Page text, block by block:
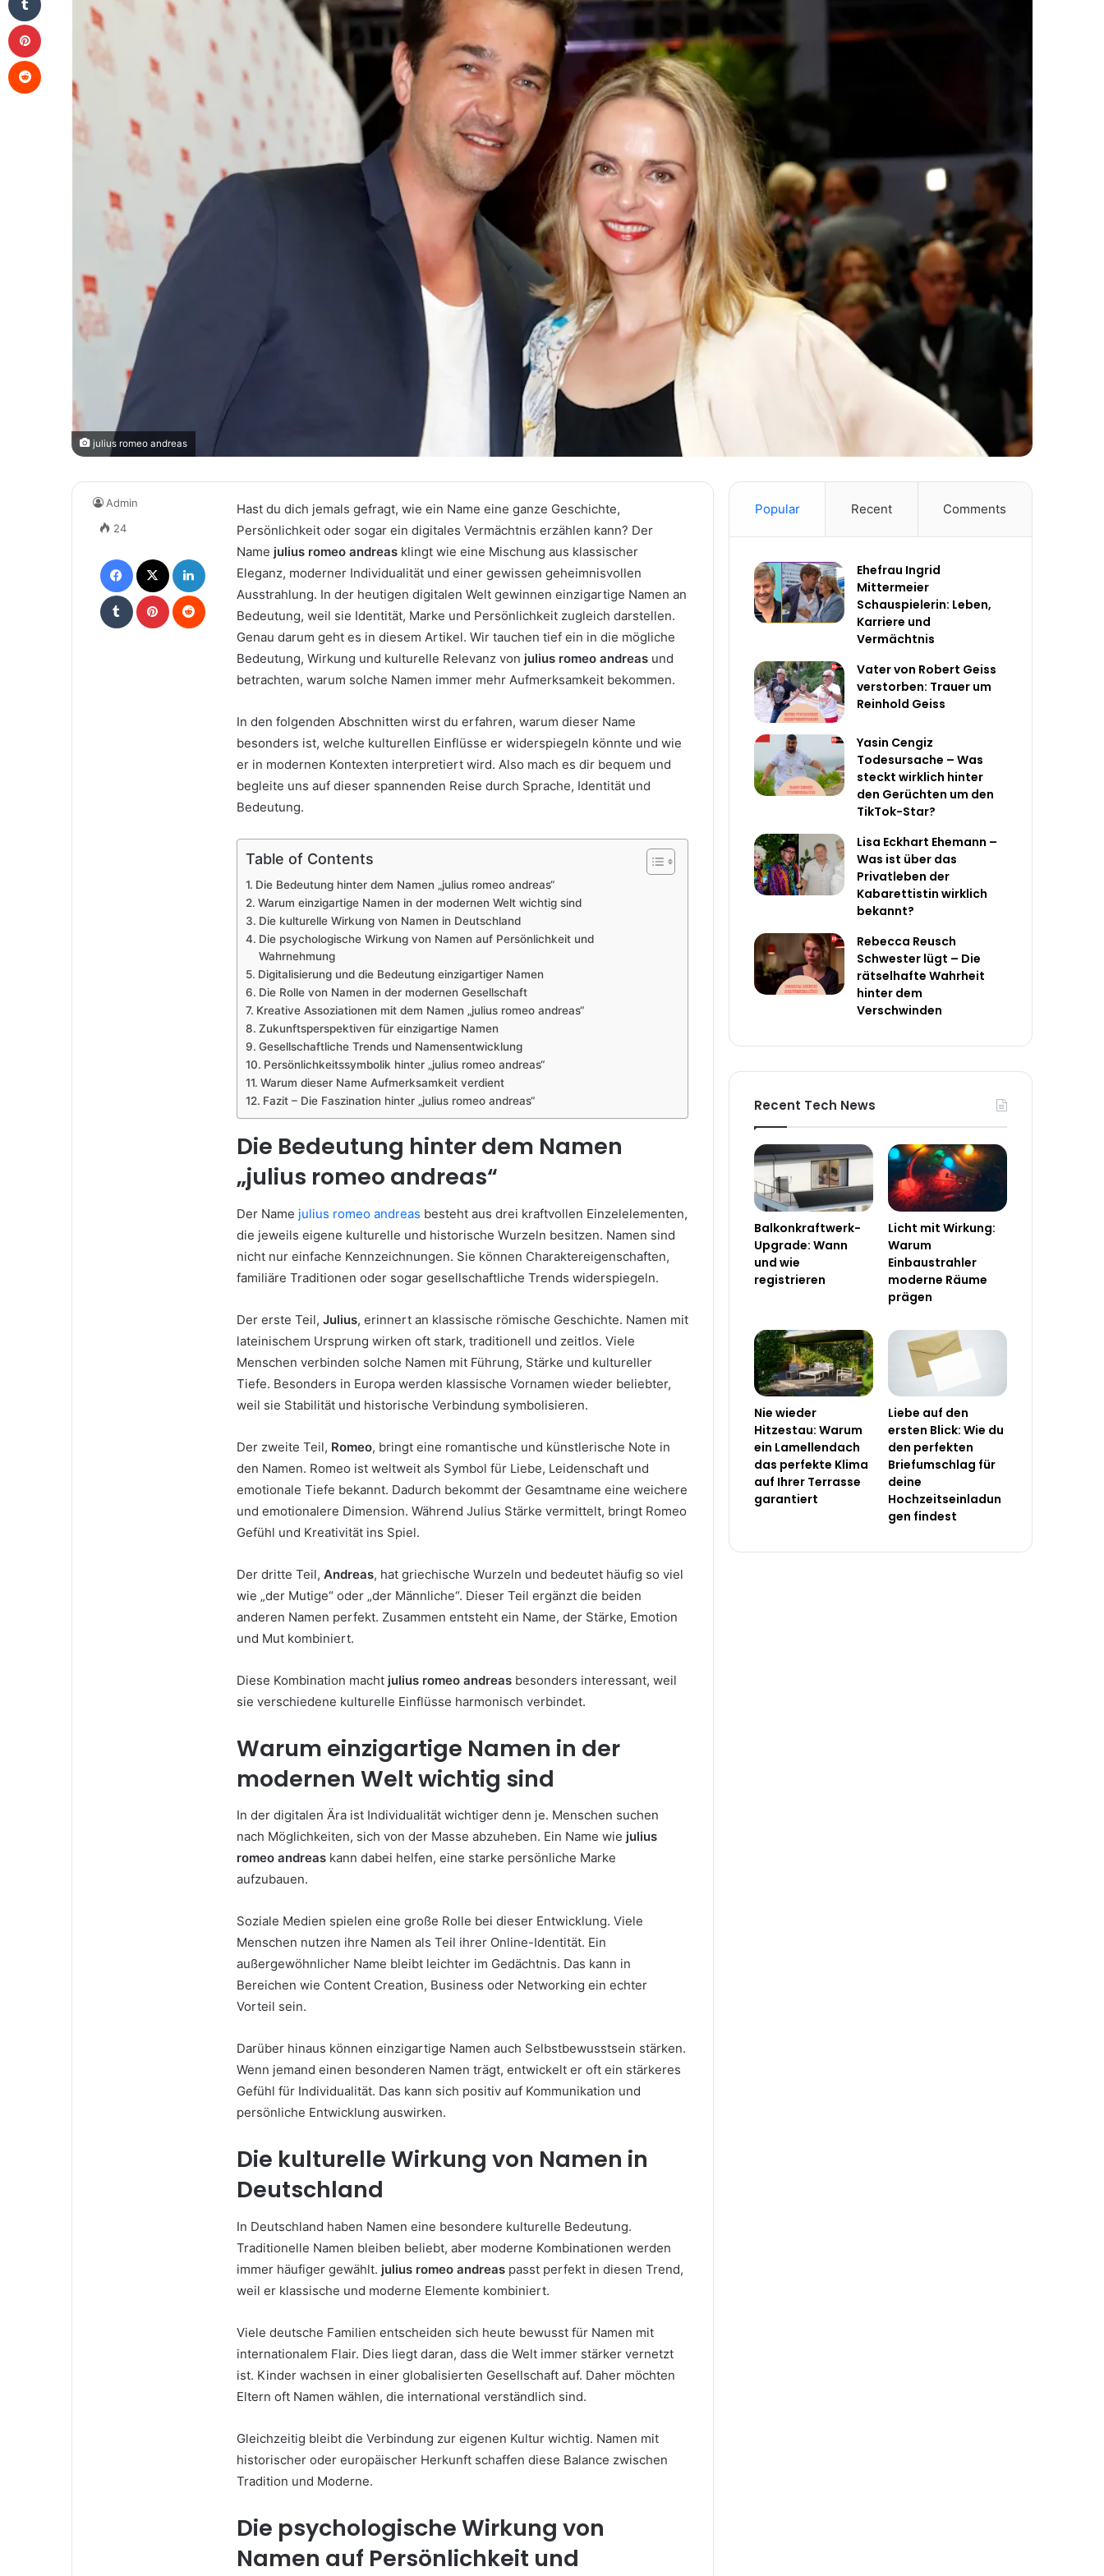
julius romeo andreas
Hast du dich jemals gefragt, wie ein Name eine ganze Geschichte,
Persönlichkeit oder sogar ein digitales Vermächtnis erzählen kann? Der
Name julius romeo andreas klingt wie eine Mischung aus klassischer
Eleganz, moderner Individualität und einer gewissen geheimnisvollen
Ausstrahlung. In der heutigen digitalen Welt gewinnen einzigartige Namen an
Bedeutung, weil sie Identität, Marke und Persönlichkeit zugleich darstellen.
Genau darum geht es in diesem Artikel. Wir tauchen tief ein in die mögliche
Bedeutung, Wirkung und kulturelle Relevanz von julius romeo andreas und
betrachten, warum solche Namen immer mehr Aufmerksamkeit bekommen.
In den folgenden Abschnitten wirst du erfahren, warum dieser Name
besonders ist, welche kulturellen Einflüsse er widerspiegeln könnte und wie
er in modernen Kontexten interpretiert wird. Also mach es dir bequem und
begleite uns auf dieser spannenden Reise durch Sprache, Identität und
Bedeutung.
Table of Contents
Die Bedeutung hinter dem Namen „julius romeo andreas“
Warum einzigartige Namen in der modernen Welt wichtig sind
Die kulturelle Wirkung von Namen in Deutschland
Die psychologische Wirkung von Namen auf Persönlichkeit und
Wahrnehmung
Digitalisierung und die Bedeutung einzigartiger Namen
Die Rolle von Namen in der modernen Gesellschaft
Kreative Assoziationen mit dem Namen „julius romeo andreas“
Zukunftsperspektiven für einzigartige Namen
Gesellschaftliche Trends und Namensentwicklung
Persönlichkeitssymbolik hinter „julius romeo andreas“
Warum dieser Name Aufmerksamkeit verdient
Fazit – Die Faszination hinter „julius romeo andreas“
Die Bedeutung hinter dem Namen
„julius romeo andreas“
Der Name julius romeo andreas besteht aus drei kraftvollen Einzelelementen,
die jeweils eigene kulturelle und historische Wurzeln besitzen. Namen sind
nicht nur einfache Kennzeichnungen. Sie können Charaktereigenschaften,
familiäre Traditionen oder sogar gesellschaftliche Trends widerspiegeln.
Der erste Teil, Julius, erinnert an klassische römische Geschichte. Namen mit
lateinischem Ursprung wirken oft stark, traditionell und zeitlos. Viele
Menschen verbinden solche Namen mit Führung, Stärke und kultureller
Tiefe. Besonders in Europa werden klassische Vornamen wieder beliebter,
weil sie Stabilität und historische Verbindung symbolisieren.
Der zweite Teil, Romeo, bringt eine romantische und künstlerische Note in
den Namen. Romeo ist weltweit als Symbol für Liebe, Leidenschaft und
emotionale Tiefe bekannt. Dadurch bekommt der Gesamtname eine weichere
und emotionalere Dimension. Während Julius Stärke vermittelt, bringt Romeo
Gefühl und Kreativität ins Spiel.
Der dritte Teil, Andreas, hat griechische Wurzeln und bedeutet häufig so viel
wie „der Mutige“ oder „der Männliche“. Dieser Teil ergänzt die beiden
anderen Namen perfekt. Zusammen entsteht ein Name, der Stärke, Emotion
und Mut kombiniert.
Diese Kombination macht julius romeo andreas besonders interessant, weil
sie verschiedene kulturelle Einflüsse harmonisch verbindet.
Warum einzigartige Namen in der
modernen Welt wichtig sind
In der digitalen Ära ist Individualität wichtiger denn je. Menschen suchen
nach Möglichkeiten, sich von der Masse abzuheben. Ein Name wie julius
romeo andreas kann dabei helfen, eine starke persönliche Marke
aufzubauen.
Soziale Medien spielen eine große Rolle bei dieser Entwicklung. Viele
Menschen nutzen ihre Namen als Teil ihrer Online-Identität. Ein
außergewöhnlicher Name bleibt leichter im Gedächtnis. Das kann in
Bereichen wie Content Creation, Business oder Networking ein echter
Vorteil sein.
Darüber hinaus können einzigartige Namen auch Selbstbewusstsein stärken.
Wenn jemand einen besonderen Namen trägt, entwickelt er oft ein stärkeres
Gefühl für Individualität. Das kann sich positiv auf Kommunikation und
persönliche Entwicklung auswirken.
Die kulturelle Wirkung von Namen in
Deutschland
In Deutschland haben Namen eine besondere kulturelle Bedeutung.
Traditionelle Namen bleiben beliebt, aber moderne Kombinationen werden
immer häufiger gewählt. julius romeo andreas passt perfekt in diesen Trend,
weil er klassische und moderne Elemente kombiniert.
Viele deutsche Familien entscheiden sich heute bewusst für Namen mit
internationalem Flair. Dies liegt daran, dass die Welt immer stärker vernetzt
ist. Kinder wachsen in einer globalisierten Gesellschaft auf. Daher möchten
Eltern oft Namen wählen, die international verständlich sind.
Gleichzeitig bleibt die Verbindung zur eigenen Kultur wichtig. Namen mit
historischer oder europäischer Herkunft schaffen diese Balance zwischen
Tradition und Moderne.
Die psychologische Wirkung von
Namen auf Persönlichkeit und
Admin
24
Facebook LinkedIn
Tumblr Pinterest
Popular Recent Comments
Ehefrau Ingrid
Mittermeier
Schauspielerin: Leben,
Karriere und
Vermächtnis
Vater von Robert Geiss
verstorben: Trauer um
Reinhold Geiss
Yasin Cengiz
Todesursache – Was
steckt wirklich hinter
den Gerüchten um den
TikTok-Star?
Lisa Eckhart Ehemann –
Was ist über das
Privatleben der
Kabarettistin wirklich
bekannt?
Rebecca Reusch
Schwester lügt – Die
rätselhafte Wahrheit
hinter dem
Verschwinden
Recent Tech News
Balkonkraftwerk-
Upgrade: Wann
und wie
registrieren
Licht mit Wirkung:
Warum
Einbaustrahler
moderne Räume
prägen
Nie wieder
Hitzestau: Warum
ein Lamellendach
das perfekte Klima
auf Ihrer Terrasse
garantiert
Liebe auf den
ersten Blick: Wie du
den perfekten
Briefumschlag für
deine
Hochzeitseinladun
gen findest
Pinterest